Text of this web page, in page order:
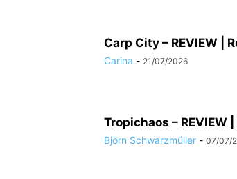
Carp City – REVIEW |
Carina - 21/07/2026
Tropichaos – REVIEW
Björn Schwarzmüller - 07/07/